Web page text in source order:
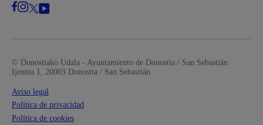
© Donostiako Udala - Ayuntamiento de Donostia / San Sebastián
Ijentea 1, 20003 Donostia / San Sebastián
Aviso legal
Política de privacidad
Política de cookies